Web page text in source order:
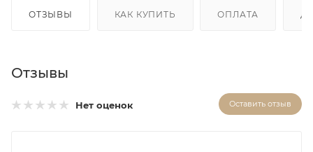
ОТЗЫВЫ КАК КУПИТЬ ОПЛАТА
Отзывы
Нет оценок Оставить отзыв